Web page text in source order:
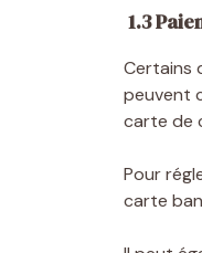
1.3
Certains
peuvent
carte de
Pour
carte